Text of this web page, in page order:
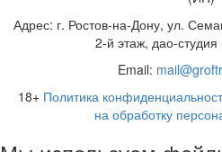
Адрес: г. Ростов-на-Дону, ул.
2-й этаж, дао-
Email:
18+ Политика
на обработку